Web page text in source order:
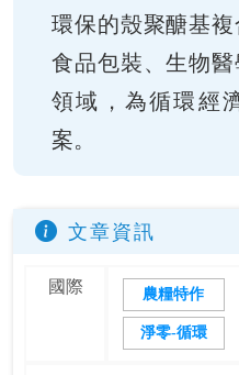
環保的殼聚醣基
食品包裝、生物
領域，為循環經
案。
文章資訊
國際 農糧特作
淨零-循環